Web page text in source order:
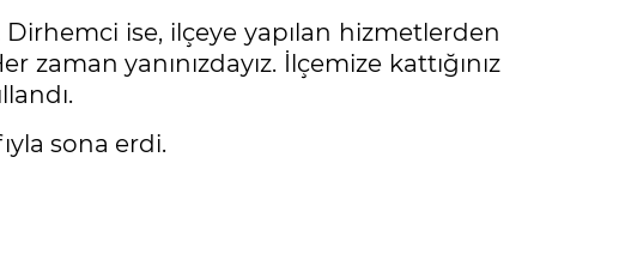
ise, ilçeye yapılan hizmetlerden
zaman yanınızdayız. İlçemize kattığınız
sona erdi.